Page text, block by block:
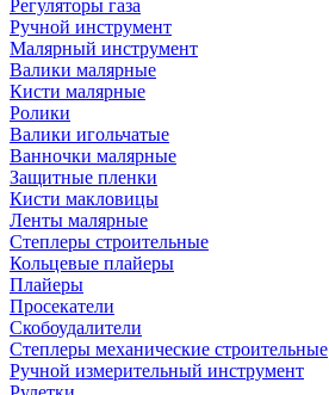
Регуляторы газа
Ручной инструмент
Малярный инструмент
Валики малярные
Кисти малярные
Ролики
Валики игольчатые
Ванночки малярные
Защитные пленки
Кисти макловицы
Ленты малярные
Степлеры строительные
Кольцевые плайеры
Плайеры
Просекатели
Скобоудалители
Степлеры механические строительные
Ручной измерительный инструмент